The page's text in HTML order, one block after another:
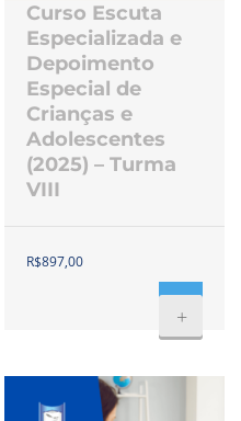
Curso Escuta
Especializada e
Depoimento
Especial de
Crianças e
Adolescentes
(2025) – Turma
VIII
R$897,00
+